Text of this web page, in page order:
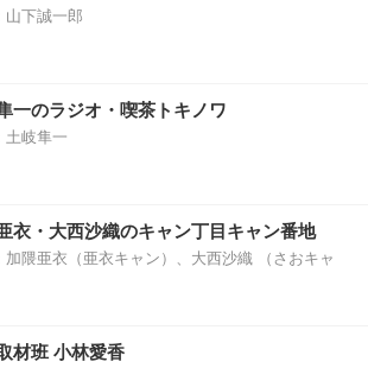
山下誠一郎
一のラジオ・喫茶トキノワ
土岐隼一
衣・大西沙織のキャン丁目キャン番地
加隈亜衣（亜衣キャン）、大西沙織 （さおキャ
材班 小林愛香